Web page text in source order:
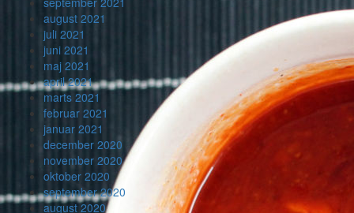
august 2021
juli 2021
juni 2021
maj 2021
april 2021
marts 2021
februar 2021
januar 2021
december 2020
november 2020
oktober 2020
september 2020
august 2020